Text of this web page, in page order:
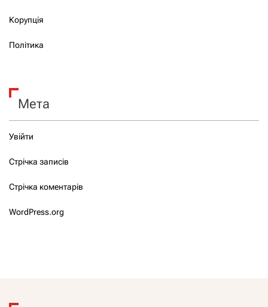
Корупція
Політика
Мета
Увійти
Стрічка записів
Стрічка коментарів
WordPress.org